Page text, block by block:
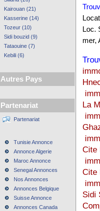
Kairouan (21)
Kasserine (14)
Tozeur (10)
Sidi bouzid (9)
Tataouine (7)
Kebili (6)
Autres Pays
Partenariat
Partenariat
Tunisie Annonce
Annonce Algerie
Maroc Annonce
Senegal Annonces
Nos Annonces
Annonces Belgique
Suisse Annonce
Annonces Canada
Loc.
mer,
La
Cite
Cite
Sidi